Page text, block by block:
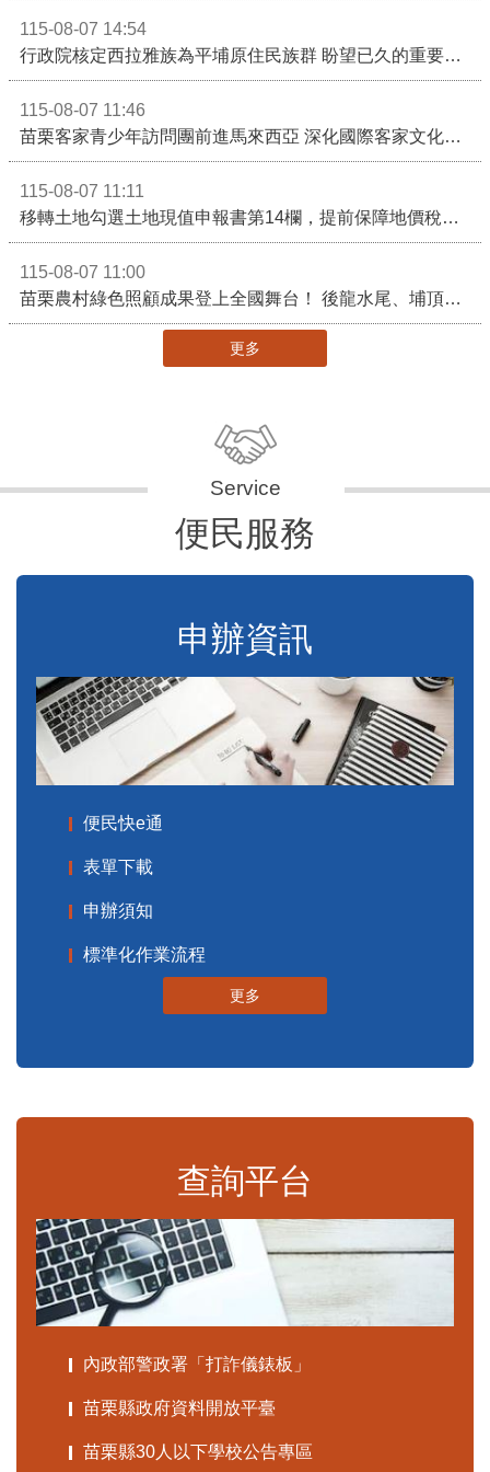
115-08-07 14:54
行政院核定西拉雅族為平埔原住民族群 盼望已久的重要時刻到來！8月13日起受理民族成員名冊登記
115-08-07 11:46
苗栗客家青少年訪問團前進馬來西亞 深化國際客家文化交流
115-08-07 11:11
移轉土地勾選土地現值申報書第14欄，提前保障地價稅節稅權益
115-08-07 11:00
苗栗農村綠色照顧成果登上全國舞台！ 後龍水尾、埔頂社區前進2026高齡健康產業博覽會
更多
便民服務
申辦資訊
便民快e通
表單下載
申辦須知
標準化作業流程
更多
查詢平台
內政部警政署「打詐儀錶板」
苗栗縣政府資料開放平臺
苗栗縣30人以下學校公告專區